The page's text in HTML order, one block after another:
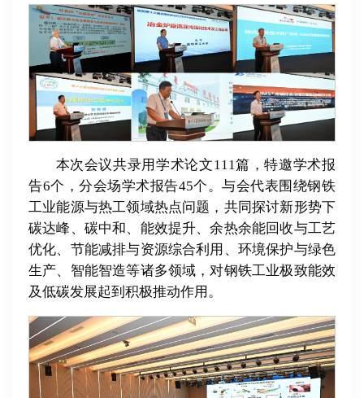
本次会议共录用学术论文111篇，特邀学术报
告6个，分会场学术报告45个。与会代表围绕钢铁
工业能源与热工领域热点问题，共同探讨新形势下
碳达峰、碳中和、能效提升、余热余能回收与工艺
优化、节能减排与资源综合利用、环境保护与绿色
生产、智能智造等诸多领域，对钢铁工业极致能效
及低碳发展起到积极推动作用。